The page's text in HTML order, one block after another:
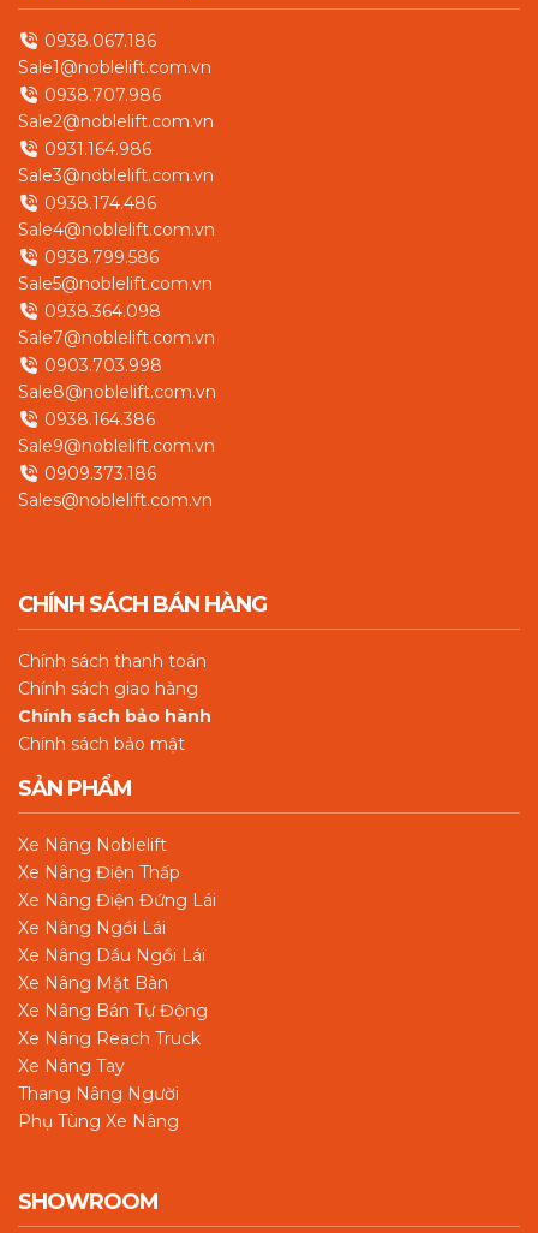
0938.067.186
Sale1@noblelift.com.vn
0938.707.986
Sale2@noblelift.com.vn
0931.164.986
Sale3@noblelift.com.vn
0938.174.486
Sale4@noblelift.com.vn
0938.799.586
Sale5@noblelift.com.vn
0938.364.098
Sale7@noblelift.com.vn
0903.703.998
Sale8@noblelift.com.vn
0938.164.386
Sale9@noblelift.com.vn
0909.373.186
Sales@noblelift.com.vn
CHÍNH SÁCH BÁN HÀNG
Chính sách thanh toán
Chính sách giao hàng
Chính sách bảo hành
Chính sách bảo mật
SẢN PHẨM
Xe Nâng Noblelift
Xe Nâng Điện Thấp
Xe Nâng Điện Đứng Lái
Xe Nâng Ngồi Lái
Xe Nâng Dầu Ngồi Lái
Xe Nâng Mặt Bàn
Xe Nâng Bán Tự Động
Xe Nâng Reach Truck
Xe Nâng Tay
Thang Nâng Người
Phụ Tùng Xe Nâng
SHOWROOM